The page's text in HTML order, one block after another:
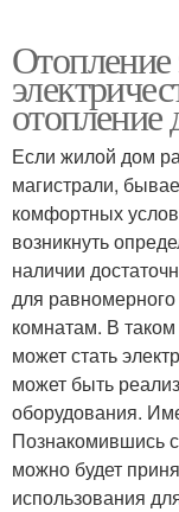
Отопление
отопление
Если жилой дом
магистрали,
комфортных
возникнуть
наличии
для
комнатам. В
может стать
может быть
оборудования.
Познакомившись
можно будет
использования